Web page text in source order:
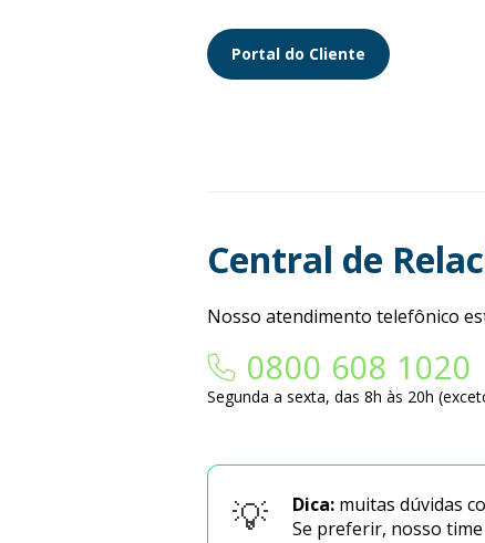
Portal do Cliente
Central de
Nosso atendimento telefônico
0800 608 1020
Segunda a sexta, das 8h às 20h
Dica: muitas dúvidas
Se preferir, nosso